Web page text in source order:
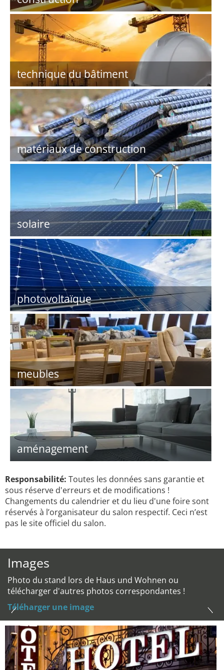
technique du bâtiment
matériaux de construction
solaire
photovoltaïque
meubles
aménagement
Responsabilité: Toutes les données sans garantie et
sous réserve d'erreurs et de modifications !
Changements du calendrier et du lieu d'une foire sont
réservés à l’organisateur du salon respectif. Ceci n’est
pas le site officiel du salon.
Images
Photo du stand lors de Haus und Wohnen ou
télécharger d'autres photos correspondantes !
Téléharger une image